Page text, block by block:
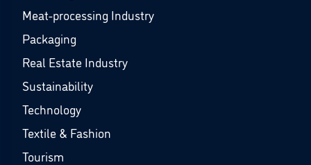
Meat-processing Industry
Packaging
Real Estate Industry
Sustainability
Technology
Textile & Fashion
Tourism